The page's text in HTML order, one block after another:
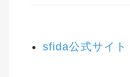
sfida公式サイト